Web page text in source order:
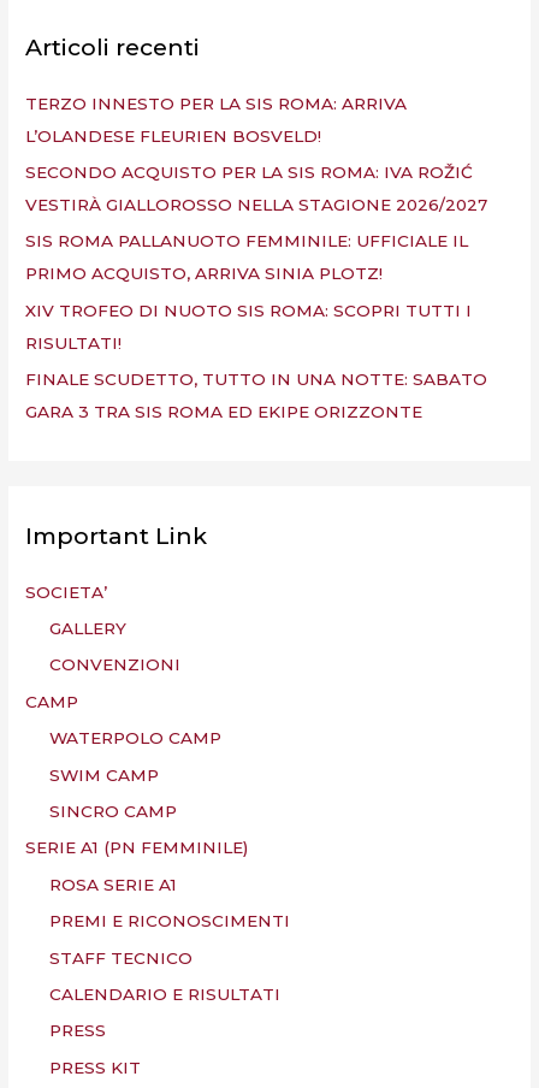
a
Articoli recenti
TERZO INNESTO PER LA SIS ROMA: ARRIVA
L’OLANDESE FLEURIEN BOSVELD!
SECONDO ACQUISTO PER LA SIS ROMA: IVA ROŽIĆ
VESTIRÀ GIALLOROSSO NELLA STAGIONE 2026/2027
SIS ROMA PALLANUOTO FEMMINILE: UFFICIALE IL
PRIMO ACQUISTO, ARRIVA SINIA PLOTZ!
XIV TROFEO DI NUOTO SIS ROMA: SCOPRI TUTTI I
RISULTATI!
FINALE SCUDETTO, TUTTO IN UNA NOTTE: SABATO
GARA 3 TRA SIS ROMA ED EKIPE ORIZZONTE
Important Link
SOCIETA’
GALLERY
CONVENZIONI
CAMP
WATERPOLO CAMP
SWIM CAMP
SINCRO CAMP
SERIE A1 (PN FEMMINILE)
ROSA SERIE A1
PREMI E RICONOSCIMENTI
STAFF TECNICO
CALENDARIO E RISULTATI
PRESS
PRESS KIT